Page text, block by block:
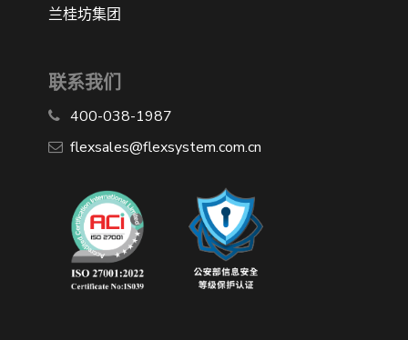
兰桂坊集团
联系我们
400-038-1987
​flexsales@flexsystem.com.cn